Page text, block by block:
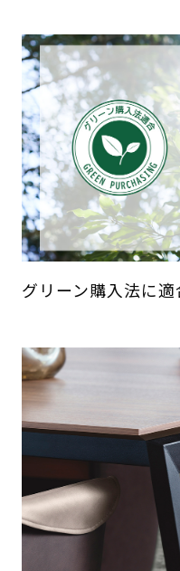
グリーン購入法に適